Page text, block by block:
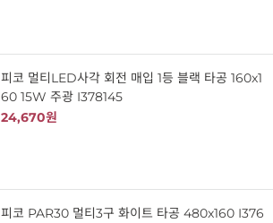
피코 멀티LED사각 회전 매입 1등 블랙 타공 160x1
60 15W 주광 I378145
24,670원
피코 PAR30 멀티3구 화이트 타공 480x160 I376